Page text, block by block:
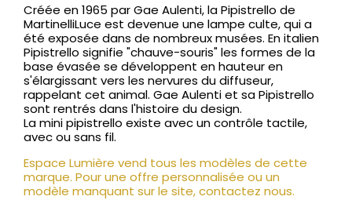
Créée en 1965 par Gae Aulenti, la Pipistrello de
MartinelliLuce est devenue une lampe culte, qui a
été exposée dans de nombreux musées. En italien
Pipistrello signifie "chauve-souris" les formes de la
base évasée se développent en hauteur en
s'élargissant vers les nervures du diffuseur,
rappelant cet animal. Gae Aulenti et sa Pipistrello
sont rentrés dans l'histoire du design.
La mini pipistrello existe avec un contrôle tactile,
avec ou sans fil.
Espace Lumière vend tous les modèles de cette
marque. Pour une offre personnalisée ou un
modèle manquant sur le site, contactez nous.